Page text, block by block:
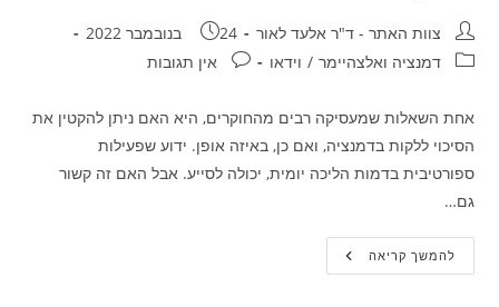
מחבר:צוות האתר - ד"ר אלעד לאור פורסם:
24 בנובמבר 2022
קטגוריה:דמנציה ואלצהיימר / וידאו תגובות:אין תגובות
אחת השאלות שמעסיקה רבים מהחוקרים, היא האם ניתן להקטין את
הסיכוי ללקות בדמנציה, ואם כן, באיזה אופן. ידוע שפעילות
ספורטיבית בדמות הליכה יומית, יכולה לסייע. אבל האם זה קשור
גם…
להמשך קריאהצפו:
הליכה